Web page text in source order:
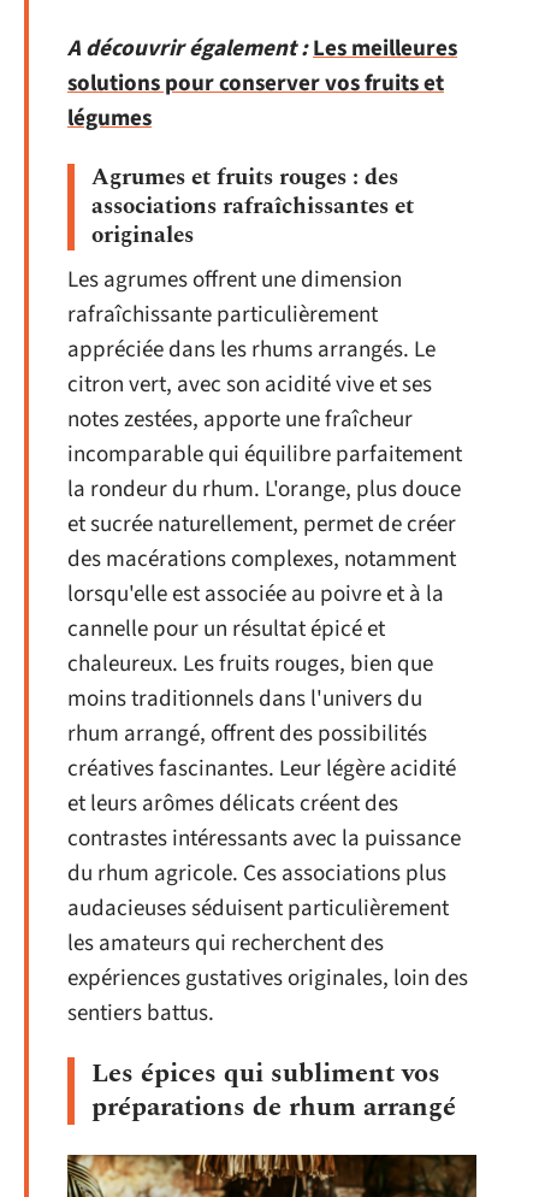
A découvrir également :Les meilleures
solutions pour conserver vos fruits et
légumes
Agrumes et fruits rouges : des
associations rafraîchissantes et
originales
Les agrumes offrent une dimension
rafraîchissante particulièrement
appréciée dans les rhums arrangés. Le
citron vert, avec son acidité vive et ses
notes zestées, apporte une fraîcheur
incomparable qui équilibre parfaitement
la rondeur du rhum. L'orange, plus douce
et sucrée naturellement, permet de créer
des macérations complexes, notamment
lorsqu'elle est associée au poivre et à la
cannelle pour un résultat épicé et
chaleureux. Les fruits rouges, bien que
moins traditionnels dans l'univers du
rhum arrangé, offrent des possibilités
créatives fascinantes. Leur légère acidité
et leurs arômes délicats créent des
contrastes intéressants avec la puissance
du rhum agricole. Ces associations plus
audacieuses séduisent particulièrement
les amateurs qui recherchent des
expériences gustatives originales, loin des
sentiers battus.
Les épices qui subliment vos
préparations de rhum arrangé